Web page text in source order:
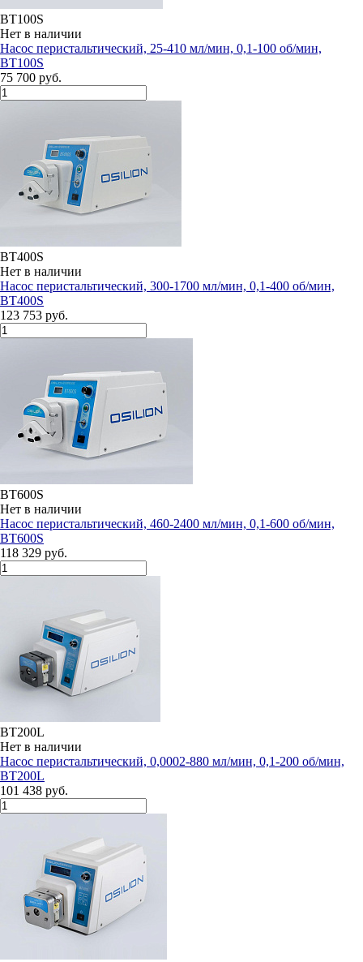
BT100S
Нет в наличии
Насос перистальтический, 25-410 мл/мин, 0,1-100 об/мин,
BT100S
75 700 руб.
BT400S
Нет в наличии
Насос перистальтический, 300-1700 мл/мин, 0,1-400 об/мин,
BT400S
123 753 руб.
BT600S
Нет в наличии
Насос перистальтический, 460-2400 мл/мин, 0,1-600 об/мин,
BT600S
118 329 руб.
BT200L
Нет в наличии
Насос перистальтический, 0,0002-880 мл/мин, 0,1-200 об/мин,
BT200L
101 438 руб.